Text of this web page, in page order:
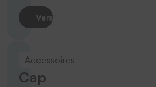
Vers le produit
Accessoires
Cap